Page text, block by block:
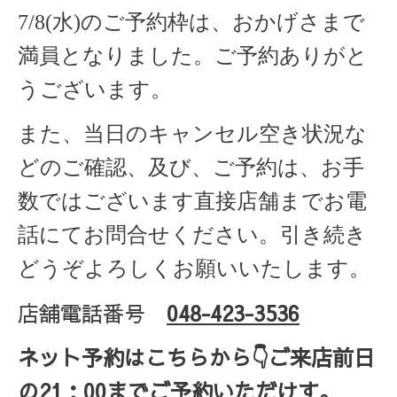
7/8(水)のご予約枠は、おかげさまで
満員となりました。 ご予約ありがと
うございます。
また、当日のキャンセル空き状況な
どのご確認、及び、ご予約は、お手
数ではございます直接店舗までお電
話にてお問合せください。引き続き
どうぞよろしくお願いいたします。
店舗電話番号 048-423-3536
ネット予約はこちらから👇ご来店前日
の21 ： 00までご予約いただけす。